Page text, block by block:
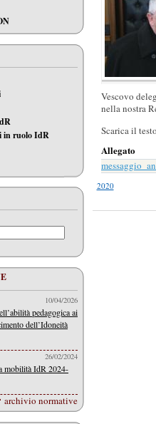
in ruolo IdR
10/04/2026
pedagogica ai
dell’Idoneità
26/02/2024
mobilità IdR 2024-
archivio normative
Vescovo
nella nostra
Scarica il testo
Allegato
2020